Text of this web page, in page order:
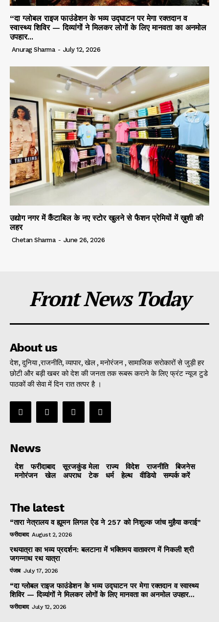
“दा ग्लोबल राइज फाउंडेशन के भव्य उद्घाटन पर मेगा रक्तदान व
स्वास्थ्य शिविर — दिव्यांगों ने मिलकर लोगों के लिए मानवता का अनमोल
उपहार...
Anurag Sharma - July 12, 2026
उद्योग नगर में कैंटाबिल के नए स्टोर खुलने से फैशन प्रेमियों में ख़ुशी की
लहर
Chetan Sharma - June 26, 2026
Front News Today
About us
देश, दुनिया ,राजनीति, व्यापार, खेल , मनोरंजन , सामाजिक सरोकारों से जुड़ी हर
छोटी और बड़ी खबर को देश की जनता तक रूबरू कराने के लिए फ्रंट न्यूज टुडे
पाठकों की सेवा में दिन रात तत्पर है ।
News
देश फरीदाबाद सूरजकुंड मेला राज्‍य विदेश राजनीति
बिजनेस
मनोरंजन
खेल अपराध टेक धर्म हेल्थ वीडियो सम्पर्क करें
The latest
“तारा नेत्रालय व ह्यूमन लिगल ऐड ने 257 को निशुल्क जांच मुहैया कराई”
फरीदाबाद August 2, 2026
रथयात्रा का भव्य प्रदर्शन: बलटाना में भक्तिमय वातावरण में निकली श्री
जगन्नाथ रथ यात्रा
पंजाब July 17, 2026
“दा ग्लोबल राइज फाउंडेशन के भव्य उद्घाटन पर मेगा रक्तदान व स्वास्थ्य
शिविर — दिव्यांगों ने मिलकर लोगों के लिए मानवता का अनमोल उपहार...
फरीदाबाद July 12, 2026